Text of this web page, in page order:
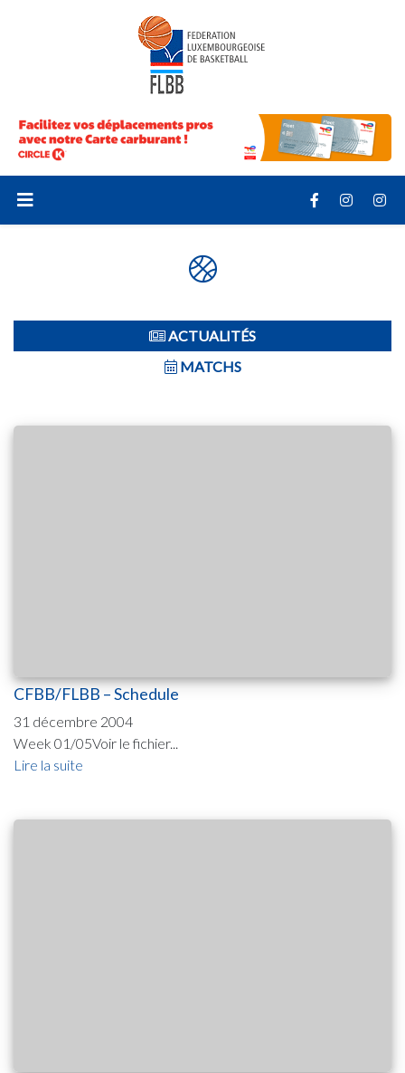
ACTUALITÉS
MATCHS
CFBB/FLBB – Schedule
31 décembre 2004
Week 01/05Voir le fichier...
Lire la suite